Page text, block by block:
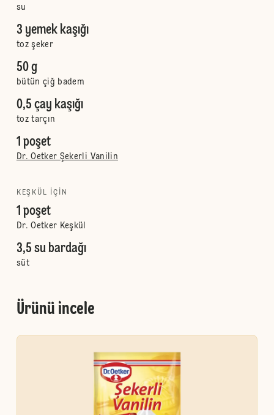
su
3 yemek kaşığı
toz şeker
50 g
bütün çiğ badem
0,5 çay kaşığı
toz tarçın
1 poşet
Dr. Oetker Şekerli Vanilin
KEŞKÜL IÇIN
1 poşet
Dr. Oetker Keşkül
3,5 su bardağı
süt
Ürünü incele